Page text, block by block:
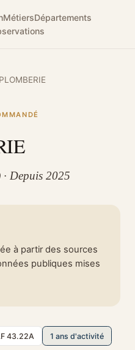
MétiersDépartements
Depuis 2025
à partir des sources
publiques mises
43.22A 1 ans d'activité